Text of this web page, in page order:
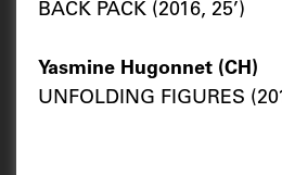
BACK PACK (2016, 25’)
Yasmine Hugonnet (CH)
UNFOLDING FIGURES